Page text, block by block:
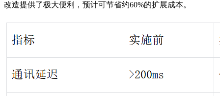
改造提供了极大便利，预计可节省约60%的扩展成本。